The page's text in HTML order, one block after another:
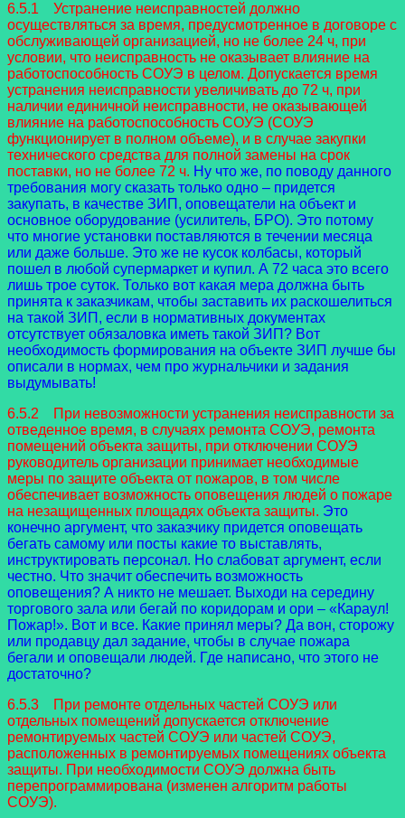
6.5.1 Устранение неисправностей должно
осуществляться за время, предусмотренное в договоре с
обслуживающей организацией, но не более 24 ч, при
условии, что неисправность не оказывает влияние на
работоспособность СОУЭ в целом. Допускается время
устранения неисправности увеличивать до 72 ч, при
наличии единичной неисправности, не оказывающей
влияние на работоспособность СОУЭ (СОУЭ
функционирует в полном объеме), и в случае закупки
технического средства для полной замены на срок
поставки, но не более 72 ч. Ну что же, по поводу данного
требования могу сказать только одно – придется
закупать, в качестве ЗИП, оповещатели на объект и
основное оборудование (усилитель, БРО). Это потому
что многие установки поставляются в течении месяца
или даже больше. Это же не кусок колбасы, который
пошел в любой супермаркет и купил. А 72 часа это всего
лишь трое суток. Только вот какая мера должна быть
принята к заказчикам, чтобы заставить их раскошелиться
на такой ЗИП, если в нормативных документах
отсутствует обязаловка иметь такой ЗИП? Вот
необходимость формирования на объекте ЗИП лучше бы
описали в нормах, чем про журнальчики и задания
выдумывать!
6.5.2 При невозможности устранения неисправности за
отведенное время, в случаях ремонта СОУЭ, ремонта
помещений объекта защиты, при отключении СОУЭ
руководитель организации принимает необходимые
меры по защите объекта от пожаров, в том числе
обеспечивает возможность оповещения людей о пожаре
на незащищенных площадях объекта защиты. Это
конечно аргумент, что заказчику придется оповещать
бегать самому или посты какие то выставлять,
инструктировать персонал. Но слабоват аргумент, если
честно. Что значит обеспечить возможность
оповещения? А никто не мешает. Выходи на середину
торгового зала или бегай по коридорам и ори – «Караул!
Пожар!». Вот и все. Какие принял меры? Да вон, сторожу
или продавцу дал задание, чтобы в случае пожара
бегали и оповещали людей. Где написано, что этого не
достаточно?
6.5.3 При ремонте отдельных частей СОУЭ или
отдельных помещений допускается отключение
ремонтируемых частей СОУЭ или частей СОУЭ,
расположенных в ремонтируемых помещениях объекта
защиты. При необходимости СОУЭ должна быть
перепрограммирована (изменен алгоритм работы
СОУЭ).